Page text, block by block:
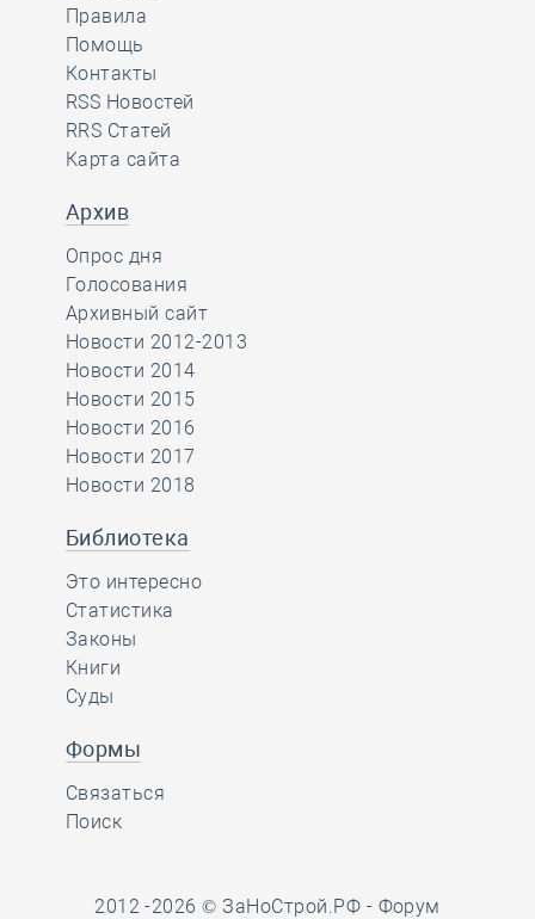
Правила
Помощь
Контакты
RSS Новостей
RRS Статей
Карта сайта
Архив
Опрос дня
Голосования
Архивный сайт
Новости 2012-2013
Новости 2014
Новости 2015
Новости 2016
Новости 2017
Новости 2018
Библиотека
Это интересно
Статистика
Законы
Книги
Суды
Формы
Связаться
Поиск
2012 -2026 © ЗаНоСтрой.РФ - Форум